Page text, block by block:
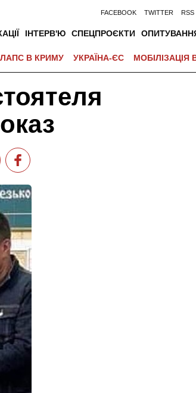
FACEBOOK TWITTER RSS
ІНТЕРВ'Ю СПЕЦПРОЄКТИ
В КРИМУ УКРАЇНА-ЄС МОБІЛІЗАЦІЯ В